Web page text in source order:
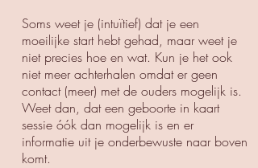
Soms weet je (intuïtief) dat je een
moeilijke start hebt gehad, maar weet je
niet precies hoe en wat. Kun je het ook
niet meer achterhalen omdat er geen
contact (meer) met de ouders mogelijk is.
Weet dan, dat een geboorte in kaart
sessie óók dan mogelijk is en er
informatie uit je onderbewuste naar boven
komt.